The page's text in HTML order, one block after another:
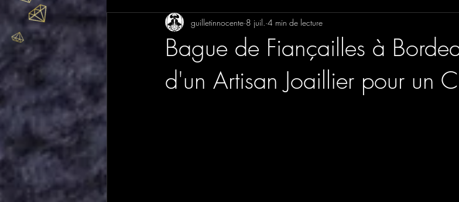
Création Sur-Mesure & Mariage Transformation & Restauration
Bague de Fiançailles à
d'un Artisan Joaillier pour un
guilletinnocente 8 juil. 4 min de lecture